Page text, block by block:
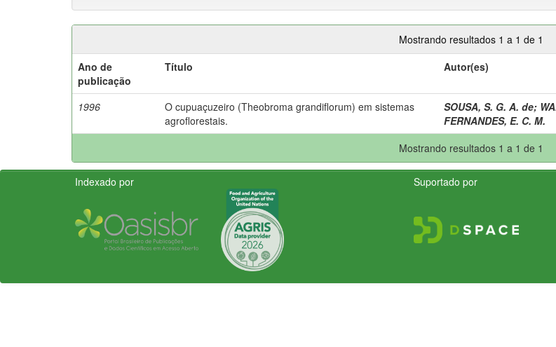
Mostrando resultados 1 a 1 de 1
Ano de
publicação
Título Autor(es)
1996
O cupuaçuzeiro (Theobroma grandiflorum) em sistemas
agroflorestais.
SOUSA, S. G. A. de;
FERNANDES, E. C. M.
Mostrando resultados 1 a 1 de 1
Indexado por Suportado por